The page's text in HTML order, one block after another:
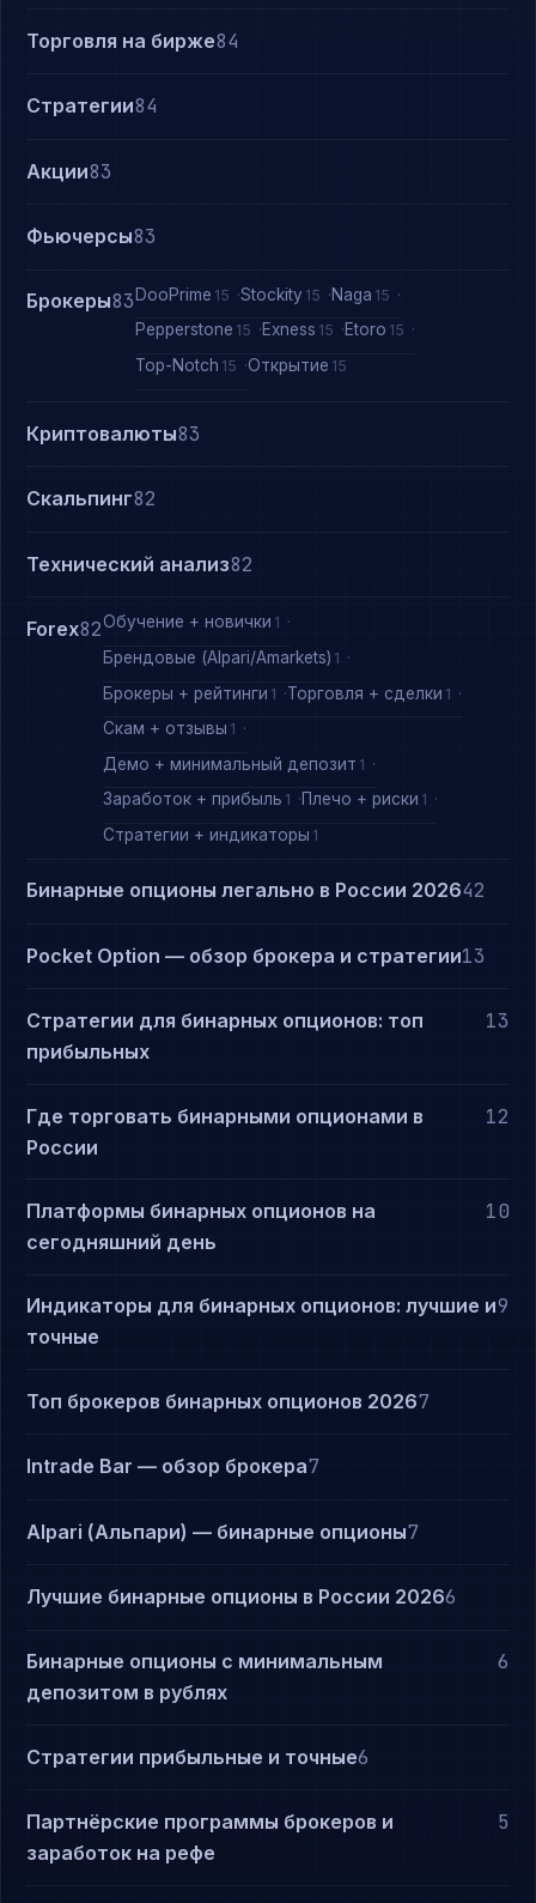
Торговля на бирже84
Стратегии84
Акции83
Фьючерсы83
Брокеры83 DooPrime 15 Stockity 15 Naga 15
Pepperstone 15 Exness 15 Etoro 15
Top-Notch 15 Открытие 15
Криптовалюты83
Скальпинг82
Технический анализ82
Forex82Обучение + новички 1
Брендовые (Alpari/Amarkets) 1
Брокеры + рейтинги 1 Торговля + сделки 1
Скам + отзывы 1
Демо + минимальный депозит 1
Заработок + прибыль 1 Плечо + риски 1
Стратегии + индикаторы 1
Бинарные опционы легально в России 202642
Pocket Option — обзор брокера и стратегии13
Стратегии для бинарных опционов: топ
прибыльных
13
Где торговать бинарными опционами в
России
12
Платформы бинарных опционов на
сегодняшний день
10
Индикаторы для бинарных опционов: лучшие и
точные
9
Топ брокеров бинарных опционов 20267
Intrade Bar — обзор брокера7
Alpari (Альпари) — бинарные опционы7
Лучшие бинарные опционы в России 20266
Бинарные опционы с минимальным
депозитом в рублях
6
Стратегии прибыльные и точные6
Партнёрские программы брокеров и
заработок на рефе
5